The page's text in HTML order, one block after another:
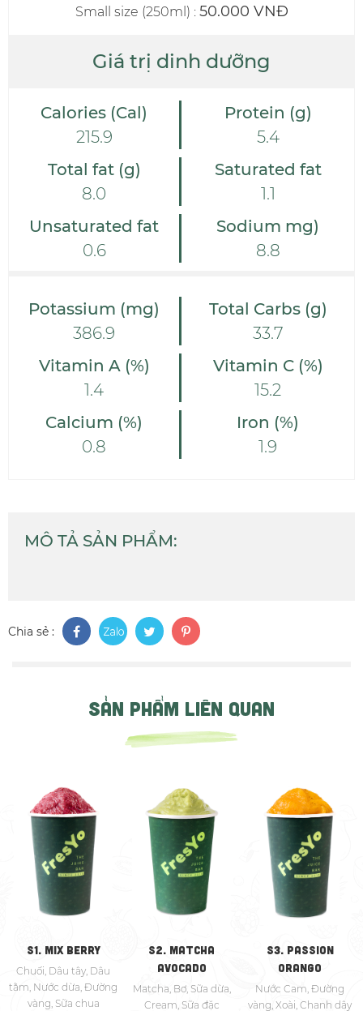
Small size (250ml) : 50.000 VNĐ
Giá trị dinh dưỡng
Calories (Cal)
215.9
Protein (g)
5.4
Total fat (g)
8.0
Saturated fat
1.1
Unsaturated fat
0.6
Sodium mg)
8.8
Potassium (mg)
386.9
Total Carbs (g)
33.7
Vitamin A (%)
1.4
Vitamin C (%)
15.2
Calcium (%)
0.8
Iron (%)
1.9
MÔ TẢ SẢN PHẨM:
Chia sẻ :
SẢN PHẨM LIÊN QUAN
S1. MIX BERRY
Chuối, Dâu tây, Dâu
tằm, Nước dừa, Đường
vàng, Sữa chua
S2. MATCHA
AVOCADO
Matcha, Bơ, Sữa dừa,
Cream, Sữa đặc
S3. PASSION
ORANGO
Nước Cam, Đường
vàng, Xoài, Chanh dây